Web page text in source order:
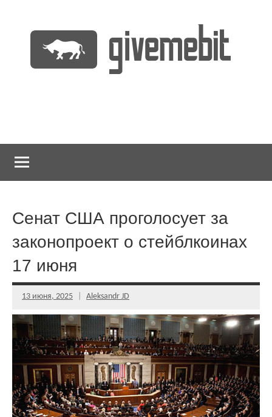
содержимому
Сенат США проголосует за
законопроект о стейблкоинах
17 июня
13 июня, 2025 Aleksandr JD